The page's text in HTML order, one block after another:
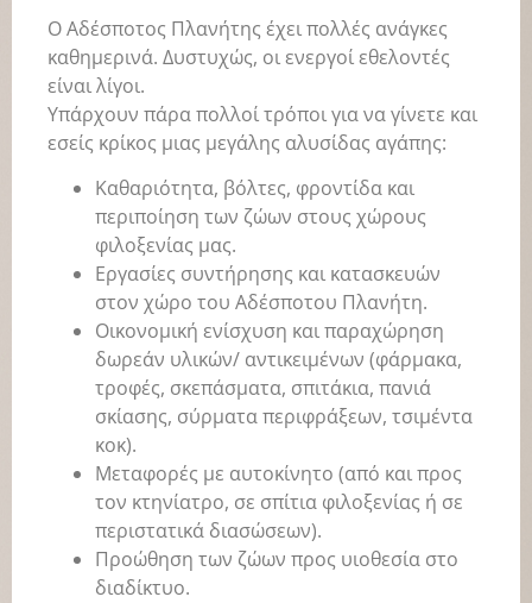
Ο Αδέσποτος Πλανήτης έχει πολλές ανάγκες
καθημερινά. Δυστυχώς, οι ενεργοί εθελοντές
είναι λίγοι.
Υπάρχουν πάρα πολλοί τρόποι για να γίνετε και
εσείς κρίκος μιας μεγάλης αλυσίδας αγάπης:
Καθαριότητα, βόλτες, φροντίδα και
περιποίηση των ζώων στους χώρους
φιλοξενίας μας.
Εργασίες συντήρησης και κατασκευών
στον χώρο του Αδέσποτου Πλανήτη.
Οικονομική ενίσχυση και παραχώρηση
δωρεάν υλικών/ αντικειμένων (φάρμακα,
τροφές, σκεπάσματα, σπιτάκια, πανιά
σκίασης, σύρματα περιφράξεων, τσιμέντα
κοκ).
Μεταφορές με αυτοκίνητο (από και προς
τον κτηνίατρο, σε σπίτια φιλοξενίας ή σε
περιστατικά διασώσεων).
Προώθηση των ζώων προς υιοθεσία στο
διαδίκτυο.